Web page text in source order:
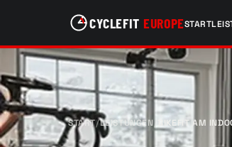
CYCLEFIT EUROPESTART
START/LEISTUNGEN/ BIKEFIT AM